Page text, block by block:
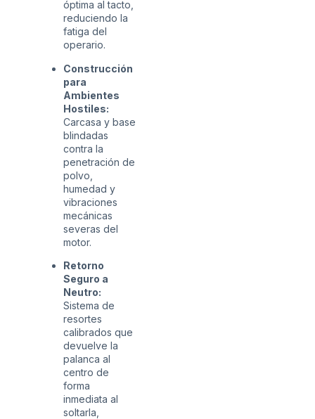
óptima al tacto,
reduciendo la
fatiga del
operario.
Construcción
para
Ambientes
Hostiles:
Carcasa y base
blindadas
contra la
penetración de
polvo,
humedad y
vibraciones
mecánicas
severas del
motor.
Retorno
Seguro a
Neutro:
Sistema de
resortes
calibrados que
devuelve la
palanca al
centro de
forma
inmediata al
soltarla,